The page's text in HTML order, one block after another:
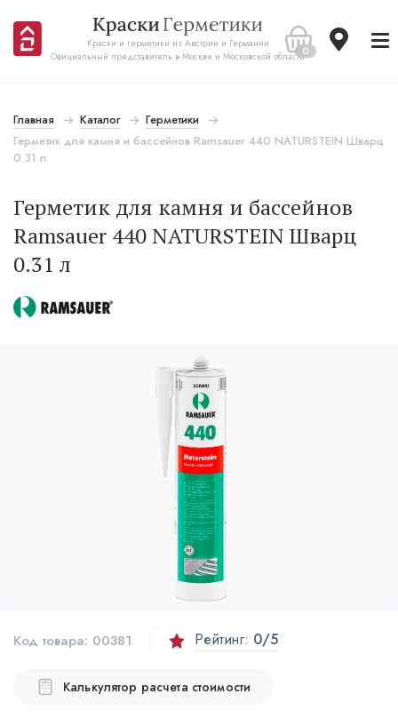
Краски и герметики из Австрии и Германии
Официальный представитель в Москве и Московской области0
Главная Каталог
Герметики
Герметик для камня и бассейнов Ramsauer 440 NATURSTEIN Шварц
0.31 л
Герметик для камня и бассейнов
Ramsauer 440 NATURSTEIN Шварц
0.31 л
Код товара: 00381 Рейтинг: 0/5
Калькулятор расчета стоимости